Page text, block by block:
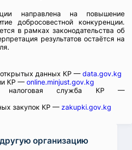
направлена на повышение
добросовестной конкуренции.
в рамках законодательства об
результатов остаётся на
данных КР — data.gov.kg
КР — online.minjust.gov.kg
налоговая служба КР —
закупок КР — zakupki.gov.kg
организацию